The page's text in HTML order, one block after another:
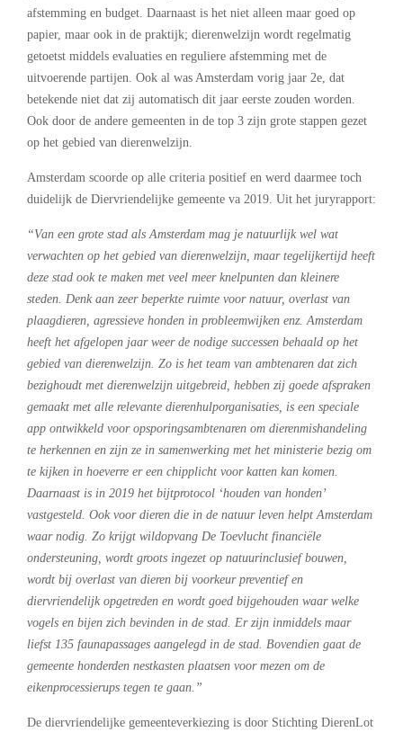
afstemming en budget. Daarnaast is het niet alleen maar goed op
papier, maar ook in de praktijk; dierenwelzijn wordt regelmatig
getoetst middels evaluaties en reguliere afstemming met de
uitvoerende partijen. Ook al was Amsterdam vorig jaar 2e, dat
betekende niet dat zij automatisch dit jaar eerste zouden worden.
Ook door de andere gemeenten in de top 3 zijn grote stappen gezet
op het gebied van dierenwelzijn.
Amsterdam scoorde op alle criteria positief en werd daarmee toch
duidelijk de Diervriendelijke gemeente va 2019. Uit het juryrapport:
“Van een grote stad als Amsterdam mag je natuurlijk wel wat
verwachten op het gebied van dierenwelzijn, maar tegelijkertijd heeft
deze stad ook te maken met veel meer knelpunten dan kleinere
steden. Denk aan zeer beperkte ruimte voor natuur, overlast van
plaagdieren, agressieve honden in probleemwijken enz. Amsterdam
heeft het afgelopen jaar weer de nodige successen behaald op het
gebied van dierenwelzijn. Zo is het team van ambtenaren dat zich
bezighoudt met dierenwelzijn uitgebreid, hebben zij goede afspraken
gemaakt met alle relevante dierenhulporganisaties, is een speciale
app ontwikkeld voor opsporingsambtenaren om dierenmishandeling
te herkennen en zijn ze in samenwerking met het ministerie bezig om
te kijken in hoeverre er een chipplicht voor katten kan komen.
Daarnaast is in 2019 het bijtprotocol ‘houden van honden’
vastgesteld. Ook voor dieren die in de natuur leven helpt Amsterdam
waar nodig. Zo krijgt wildopvang De Toevlucht financiële
ondersteuning, wordt groots ingezet op natuurinclusief bouwen,
wordt bij overlast van dieren bij voorkeur preventief en
diervriendelijk opgetreden en wordt goed bijgehouden waar welke
vogels en bijen zich bevinden in de stad. Er zijn inmiddels maar
liefst 135 faunapassages aangelegd in de stad. Bovendien gaat de
gemeente honderden nestkasten plaatsen voor mezen om de
eikenprocessierups tegen te gaan.”
De diervriendelijke gemeenteverkiezing is door Stichting DierenLot